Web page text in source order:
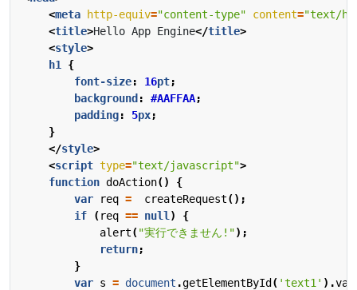
<meta http-equiv="content-type" content="text/
<title>Hello App Engine</title>
<style>
h1
{
font-size: 16pt;
background : #AAFFAA;
padding: 5px;
}
</style>
<script type="text/javascript">
function doAction()
{
var
req = createRequest();
if
(req == null )
{
alert("実行できません!");
return;
}
var s = document .getElementById ( 'text1' ).